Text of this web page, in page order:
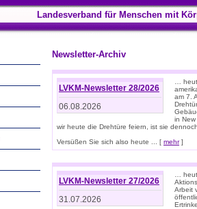
Landesverband für Menschen mit
Newsletter-Archiv
LVKM-Newsletter 28/2026
06.08.2026
…
am 7.
in
wir heute die Drehtüre feiern, ist sie
Versüßen Sie sich also heute ... [ mehr]
LVKM-Newsletter 27/2026
31.07.2026
…
Arbeit